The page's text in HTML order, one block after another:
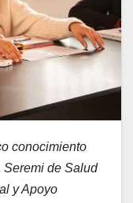
conocimiento
Seremi de Salud
y Apoyo